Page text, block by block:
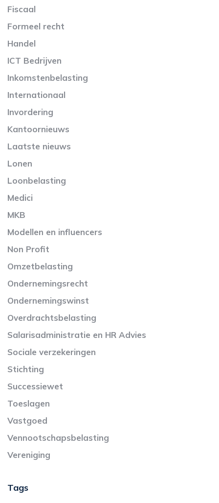
Fiscaal
Formeel recht
Handel
ICT Bedrijven
Inkomstenbelasting
Internationaal
Invordering
Kantoornieuws
Laatste nieuws
Lonen
Loonbelasting
Medici
MKB
Modellen en influencers
Non Profit
Omzetbelasting
Ondernemingsrecht
Ondernemingswinst
Overdrachtsbelasting
Salarisadministratie en HR Advies
Sociale verzekeringen
Stichting
Successiewet
Toeslagen
Vastgoed
Vennootschapsbelasting
Vereniging
Tags